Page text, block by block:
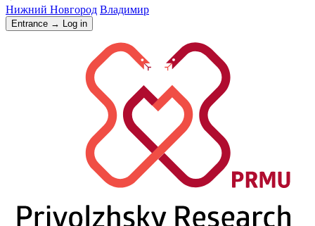
Нижний Новгород Владимир
Entrance → Log in